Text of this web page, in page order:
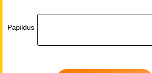
Papildus